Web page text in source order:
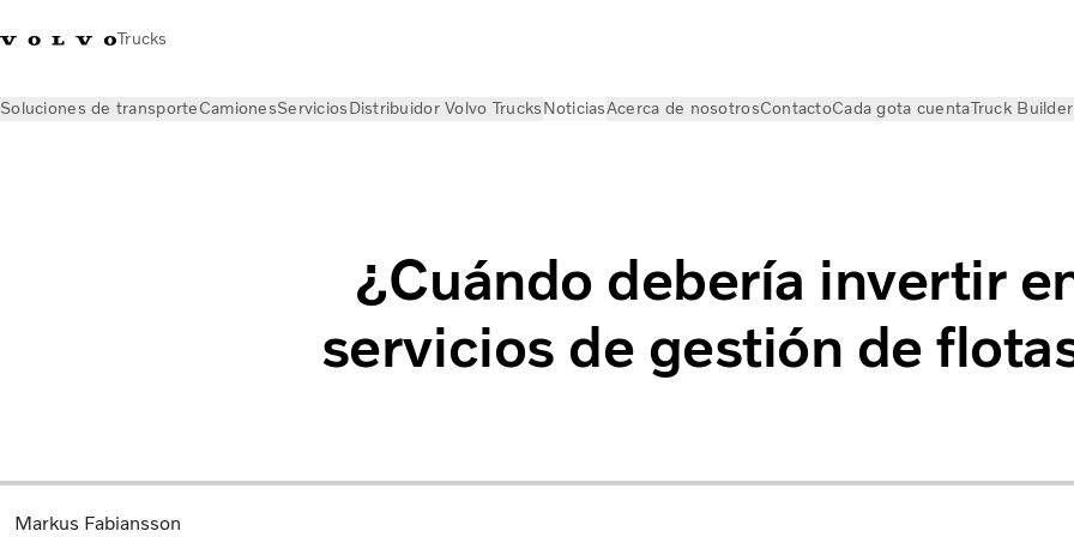
Trucks
Soluciones de transporteCamionesServiciosDistribuidor Volvo TrucksNoticiasAcerca de nosotrosContactoCada gota cuentaTruck Builder
¿Cuándo debería invertir
servicios de gestión de
Markus Fabiansson